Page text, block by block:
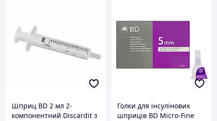
Шприц BD 2 мл 2-
компонентний Discardit з
Голки для інсулінових
шприців BD Micro-Fine